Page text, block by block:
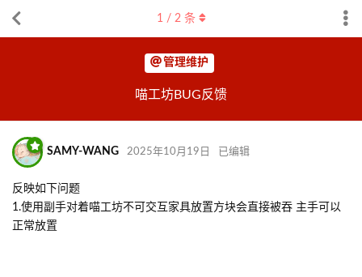
管理维护
喵工坊BUG反馈
1 / 2条
SAMY-WANG 2025年10月19日 已编辑
反映如下问题
1.使用副手对着喵工坊不可交互家具放置方块会直接被吞 主手可以
正常放置